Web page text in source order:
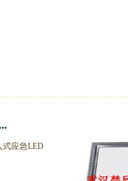
式应急LED